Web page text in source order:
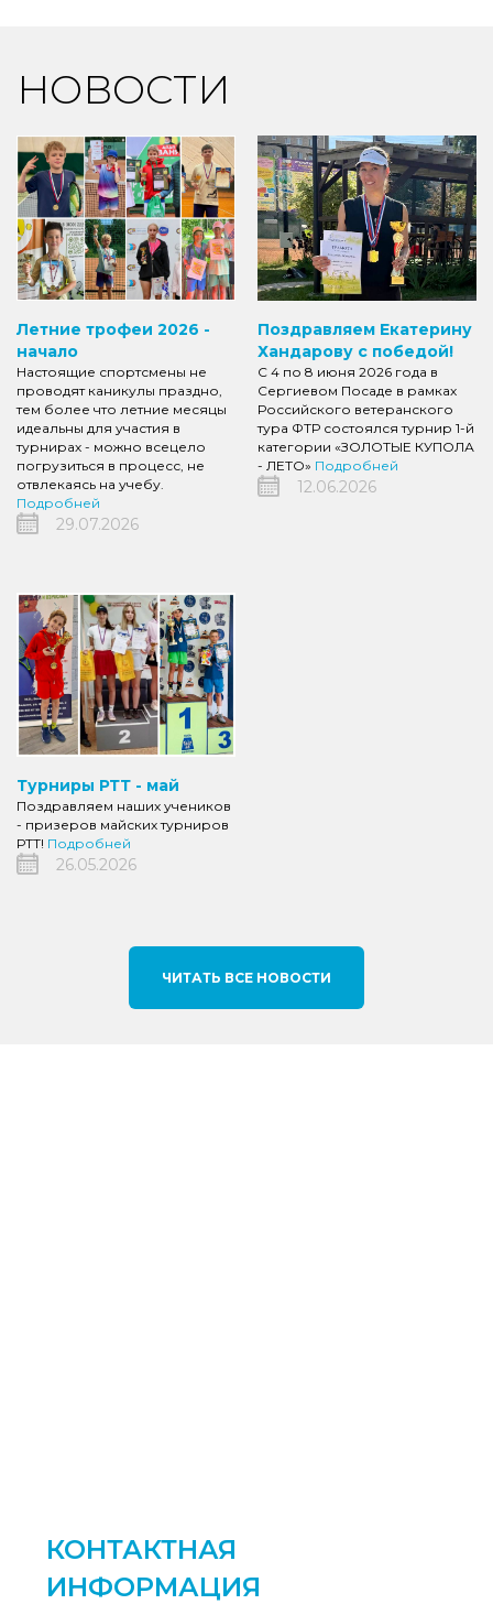
НОВОСТИ
Летние трофеи 2026 -
начало
Настоящие спортсмены не
проводят каникулы праздно,
тем более что летние месяцы
идеальны для участия в
турнирах - можно всецело
погрузиться в процесс, не
отвлекаясь на учебу.
Подробней
29.07.2026
Поздравляем Екатерину
Хандарову с победой!
С 4 по 8 июня 2026 года в
Сергиевом Посаде в рамках
Российского ветеранского
тура ФТР состоялся турнир 1-й
категории «ЗОЛОТЫЕ КУПОЛА
- ЛЕТО» Подробней
12.06.2026
Турниры РТТ - май
Поздравляем наших учеников
- призеров майских турниров
РТТ! Подробней
26.05.2026
ЧИТАТЬ ВСЕ НОВОСТИ
КОНТАКТНАЯ
ИНФОРМАЦИЯ